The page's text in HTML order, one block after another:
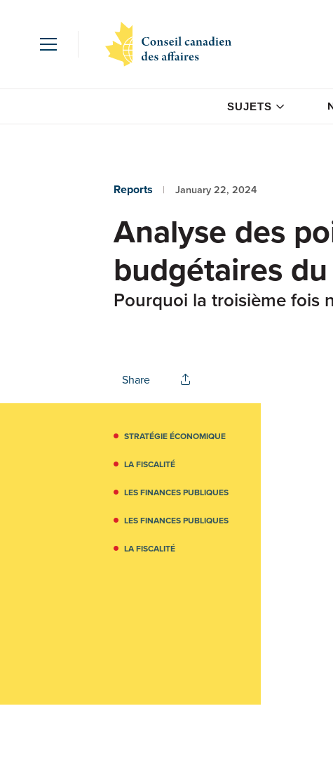
SUJETS
Reports January 22, 2024
Analyse des
budgétaires
Pourquoi la troisième fois
Share
STRATÉGIE ÉCONOMIQUE
LA FISCALITÉ
LES FINANCES PUBLIQUES
LES FINANCES PUBLIQUES
LA FISCALITÉ